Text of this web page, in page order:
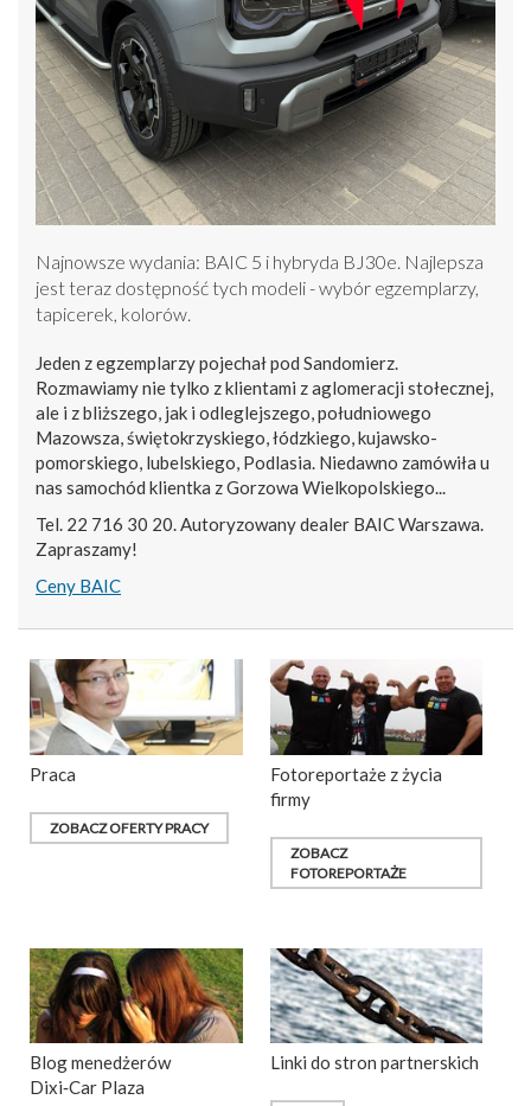
Najnowsze wydania: BAIC 5 i hybryda BJ30e. Najlepsza
jest teraz dostępność tych modeli - wybór egzemplarzy,
tapicerek, kolorów.
Jeden z egzemplarzy pojechał pod Sandomierz.
Rozmawiamy nie tylko z klientami z aglomeracji stołecznej,
ale i z bliższego, jak i odleglejszego, południowego
Mazowsza, świętokrzyskiego, łódzkiego, kujawsko-
pomorskiego, lubelskiego, Podlasia. Niedawno zamówiła u
nas samochód klientka z Gorzowa Wielkopolskiego...
Tel. 22 716 30 20. Autoryzowany dealer BAIC Warszawa.
Zapraszamy!
Ceny BAIC
Praca
ZOBACZ OFERTY PRACY
Fotoreportaże z życia
firmy
ZOBACZ
FOTOREPORTAŻE
Blog menedżerów
Dixi‑Car Plaza
Linki do stron partnerskich